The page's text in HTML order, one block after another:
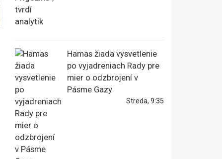
Hamas žiada vysvetlenie
po vyjadreniach Rady pre
mier o odzbrojení v
Pásme Gazy
Streda, 9:35